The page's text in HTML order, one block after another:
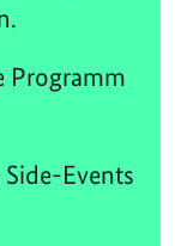
Programm
Events